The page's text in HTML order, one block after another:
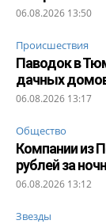
06.08.2026 13:50
Происшествия
Паводок в
дачных
06.08.2026 13:17
Общество
Компании из
рублей за
06.08.2026 13:12
Звезды